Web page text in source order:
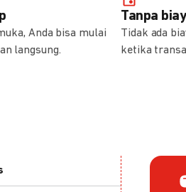
Anda bisa mulai
langsung.
Tanpa
Tidak ada
ketika